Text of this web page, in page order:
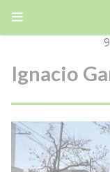
Ignacio